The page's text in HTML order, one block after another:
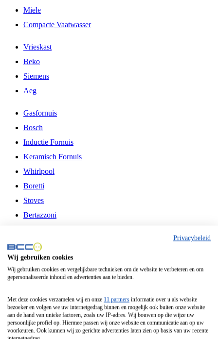
Miele
Compacte Vaatwasser
Vrieskast
Beko
Siemens
Aeg
Gasfornuis
Bosch
Inductie Fornuis
Keramisch Fornuis
Whirlpool
Boretti
Stoves
Bertazzoni
Fitelli
Airfryer
Frituurpan
Contactgrill
Broodbakmachine
Broodrooster
Privacybeleid
Wij gebruiken cookies
Wij gebruiken cookies en vergelijkbare technieken om de website te verbeteren en om
gepersonaliseerde inhoud en advertenties aan te bieden.
Met deze cookies verzamelen wij en onze 11 partners informatie over u als website
bezoeker en volgen we uw internetgedrag binnen en mogelijk ook buiten onze website
aan de hand van unieke factoren, zoals uw IP-adres. Wij bouwen op die wijze uw
persoonlijke profiel op. Hiermee passen wij onze website en communicatie aan op uw
voorkeuren. Ook kunnen wij zo gerichte advertenties laten zien op basis van uw recente